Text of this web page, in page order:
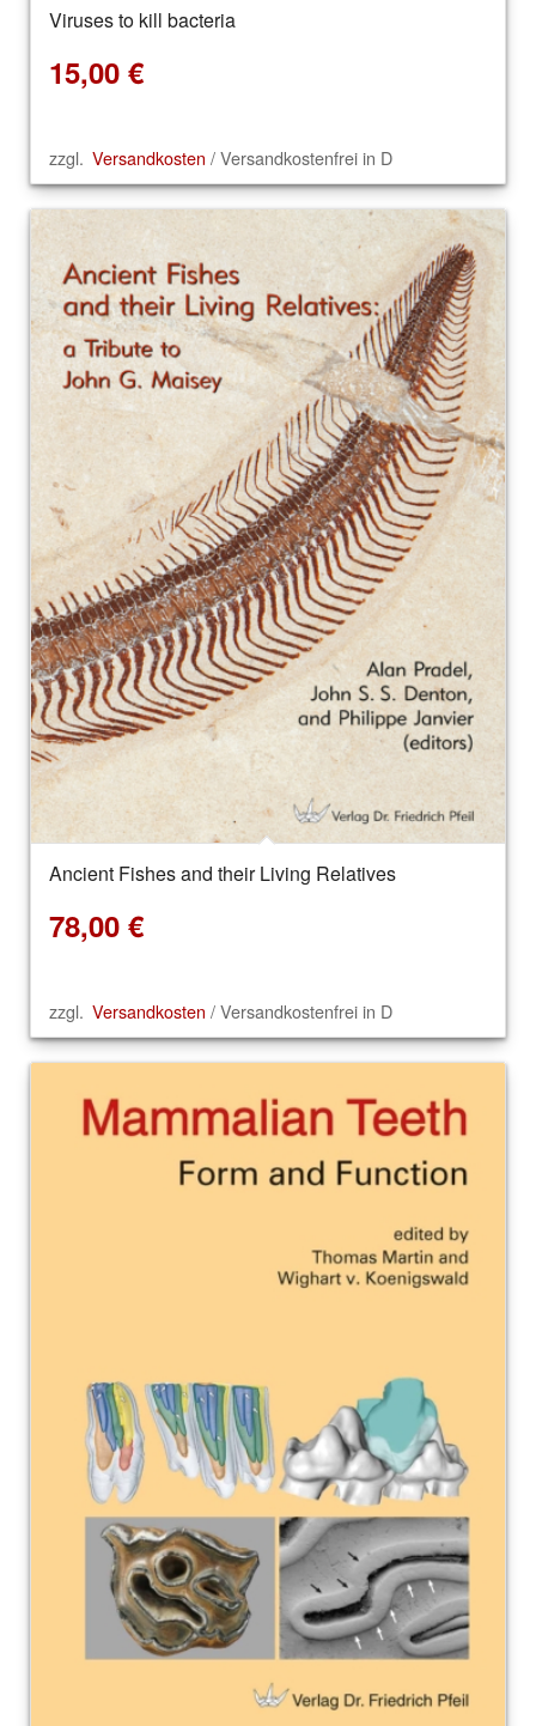
Viruses to kill bacteria
15,00 €
zzgl. Versandkosten / Versandkostenfrei in D
Ancient Fishes and their Living Relatives
78,00 €
zzgl. Versandkosten / Versandkostenfrei in D